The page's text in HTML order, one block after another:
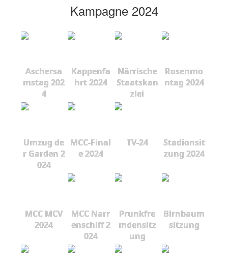
Kampagne 2024
Aschersa
mstag 202
4
Kappenfa
hrt 2024
Närrische
Staatskan
zlei
Rosenmo
ntag 2024
Umzug de
r Garden 2
024
MCC-Final
e 2024
TV-24
Stadionsit
zung 2024
MCC MCV
2024
MCC Narr
enschiff 2
024
Prunkfre
mdensitz
ung
Birnbaum
sitzung